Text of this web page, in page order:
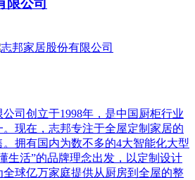
限公司
司创立于1998年，是中国厨柜行业
现在，志邦专注于全屋定制家居的
拥有国内为数不多的4大智能化大型
生活”的品牌理念出发，以定制设计
球亿万家庭提供从厨房到全屋的整